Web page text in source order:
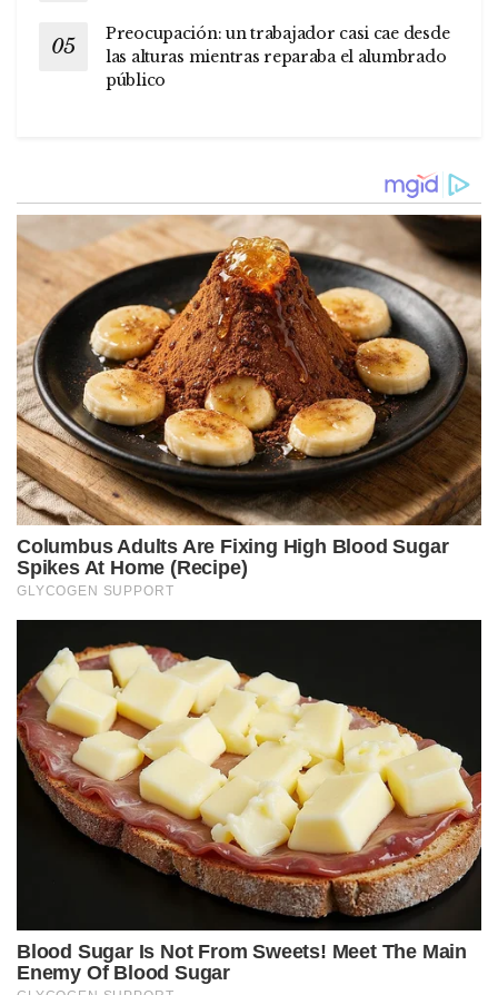
Preocupación: un trabajador casi cae desde
las alturas mientras reparaba el alumbrado
público